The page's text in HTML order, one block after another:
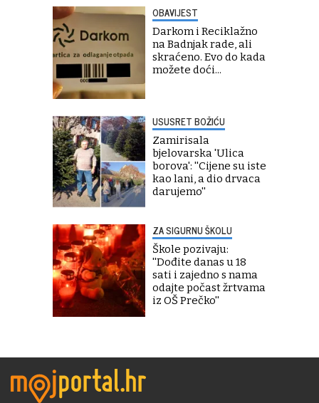
OBAVIJEST
Darkom i Reciklažno
na Badnjak rade, ali
skraćeno. Evo do kada
možete doći...
USUSRET BOŽIĆU
Zamirisala
bjelovarska 'Ulica
borova': ''Cijene su iste
kao lani, a dio drvaca
darujemo''
ZA SIGURNU ŠKOLU
Škole pozivaju:
''Dođite danas u 18
sati i zajedno s nama
odajte počast žrtvama
iz OŠ Prečko''